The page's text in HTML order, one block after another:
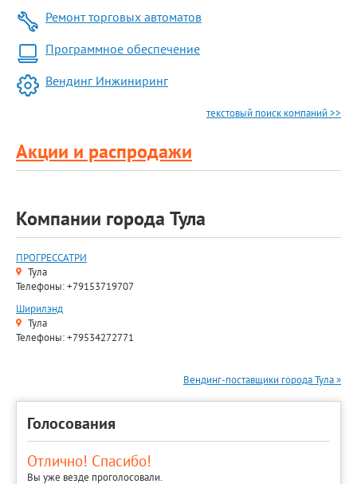
Ремонт торговых автоматов
Программное обеспечение
Вендинг Инжиниринг
текстовый поиск компаний >>
Акции и распродажи
Компании города Тула
ПРОГРЕССАТРИ
Тула
Телефоны: +79153719707
Ширилэнд
Тула
Телефоны: +79534272771
Вендинг-поставщики города Тула »
Голосования
Отлично! Спасибо!
Вы уже везде проголосовали.